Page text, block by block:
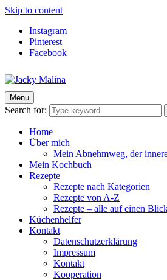
Skip to content
Instagram
Pinterest
Facebook
Jacky Malina
Der Food Blog mit einfachen und
Menu
Search for:
Home
Über mich
Mein Abnehmweg, der
Mein Kochbuch
Rezepte
Rezepte nach Kategorien
Rezepte von A-Z
Rezepte – alle auf einen
Küchenhelfer
Kontakt
Datenschutzerklärung
Impressum
Kontakt
Kooperation